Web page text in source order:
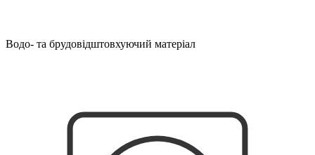
Водо- та брудовідштовхуючий матеріал